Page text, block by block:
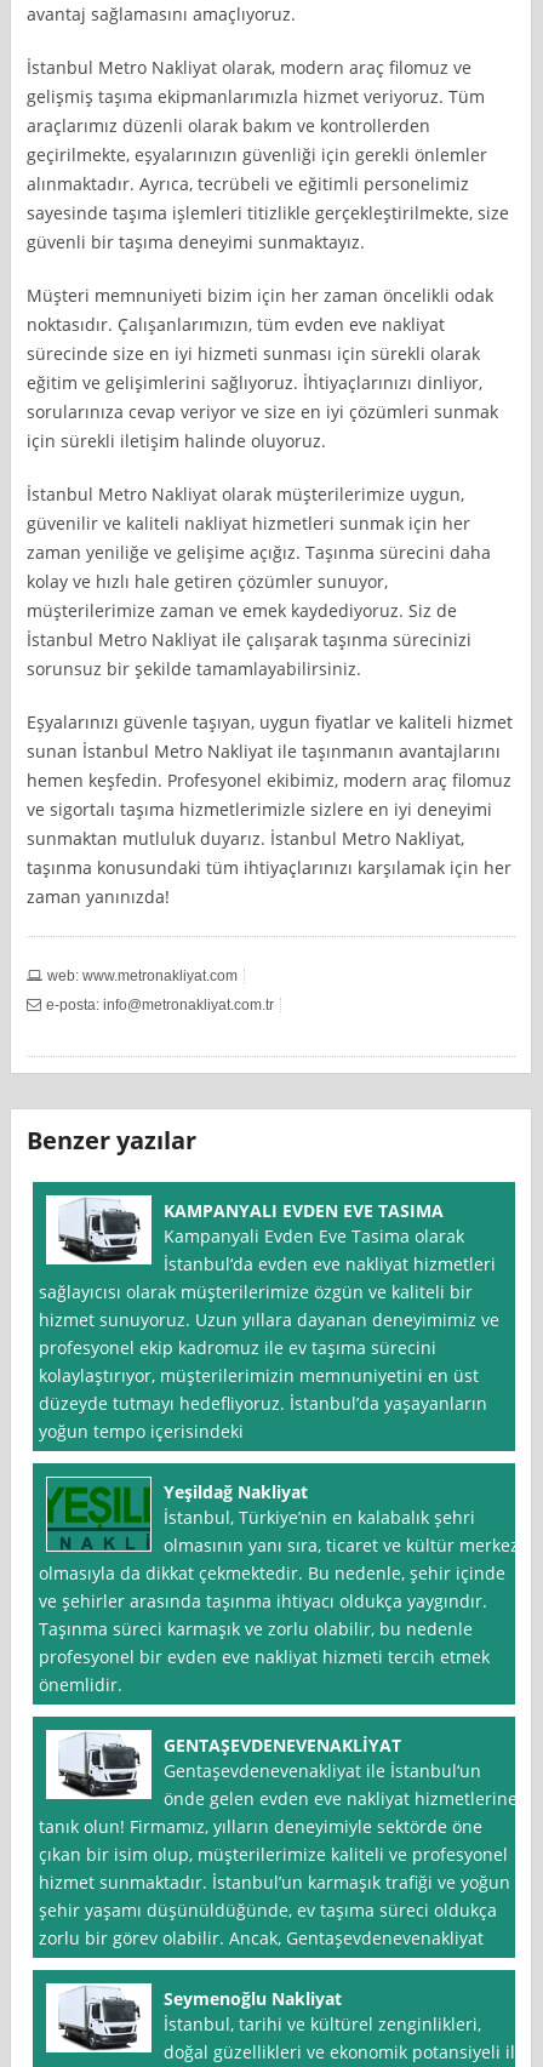
avantaj sağlamasını amaçlıyoruz.
İstanbul Metro Nakliyat olarak, modern araç filomuz ve
gelişmiş taşıma ekipmanlarımızla hizmet veriyoruz. Tüm
araçlarımız düzenli olarak bakım ve kontrollerden
geçirilmekte, eşyalarınızın güvenliği için gerekli önlemler
alınmaktadır. Ayrıca, tecrübeli ve eğitimli personelimiz
sayesinde taşıma işlemleri titizlikle gerçekleştirilmekte, size
güvenli bir taşıma deneyimi sunmaktayız.
Müşteri memnuniyeti bizim için her zaman öncelikli odak
noktasıdır. Çalışanlarımızın, tüm evden eve nakliyat
sürecinde size en iyi hizmeti sunması için sürekli olarak
eğitim ve gelişimlerini sağlıyoruz. İhtiyaçlarınızı dinliyor,
sorularınıza cevap veriyor ve size en iyi çözümleri sunmak
için sürekli iletişim halinde oluyoruz.
İstanbul Metro Nakliyat olarak müşterilerimize uygun,
güvenilir ve kaliteli nakliyat hizmetleri sunmak için her
zaman yeniliğe ve gelişime açığız. Taşınma sürecini daha
kolay ve hızlı hale getiren çözümler sunuyor,
müşterilerimize zaman ve emek kaydediyoruz. Siz de
İstanbul Metro Nakliyat ile çalışarak taşınma sürecinizi
sorunsuz bir şekilde tamamlayabilirsiniz.
Eşyalarınızı güvenle taşıyan, uygun fiyatlar ve kaliteli hizmet
sunan İstanbul Metro Nakliyat ile taşınmanın avantajlarını
hemen keşfedin. Profesyonel ekibimiz, modern araç filomuz
ve sigortalı taşıma hizmetlerimizle sizlere en iyi deneyimi
sunmaktan mutluluk duyarız. İstanbul Metro Nakliyat,
taşınma konusundaki tüm ihtiyaçlarınızı karşılamak için her
zaman yanınızda!
web: www.metronakliyat.com
e-posta:info@metronakliyat.com.tr
Benzer yazılar
KAMPANYALI EVDEN EVE TASIMA
Kampanyali Evden Eve Tasima olarak
İstanbul‘da evden eve nakliyat hizmetleri
sağlayıcısı olarak müşterilerimize özgün ve kaliteli bir
hizmet sunuyoruz. Uzun yıllara dayanan deneyimimiz ve
profesyonel ekip kadromuz ile ev taşıma sürecini
kolaylaştırıyor, müşterilerimizin memnuniyetini en üst
düzeyde tutmayı hedefliyoruz. İstanbul’da yaşayanların
yoğun tempo içerisindeki
Yeşildağ Nakliyat
İstanbul, Türkiye’nin en kalabalık şehri
olmasının yanı sıra, ticaret ve kültür merkezi
olmasıyla da dikkat çekmektedir. Bu nedenle, şehir içinde
ve şehirler arasında taşınma ihtiyacı oldukça yaygındır.
Taşınma süreci karmaşık ve zorlu olabilir, bu nedenle
profesyonel bir evden eve nakliyat hizmeti tercih etmek
önemlidir.
GENTAŞEVDENEVENAKLİYAT
Gentaşevdenevenakliyat ile İstanbul‘un
önde gelen evden eve nakliyat hizmetlerine
tanık olun! Firmamız, yılların deneyimiyle sektörde öne
çıkan bir isim olup, müşterilerimize kaliteli ve profesyonel
hizmet sunmaktadır. İstanbul’un karmaşık trafiği ve yoğun
şehir yaşamı düşünüldüğünde, ev taşıma süreci oldukça
zorlu bir görev olabilir. Ancak, Gentaşevdenevenakliyat
Seymenoğlu Nakliyat
İstanbul, tarihi ve kültürel zenginlikleri,
doğal güzellikleri ve ekonomik potansiyeli ile